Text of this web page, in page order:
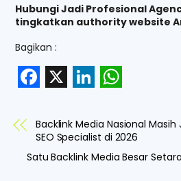
Hubungi Jadi Profesional
tingkatkan authority website
Bagikan :
a
e
i
n
k
h
a
t
Backlink Media Nasional Masih
SEO Specialist di 2026
Satu Backlink Media Besar